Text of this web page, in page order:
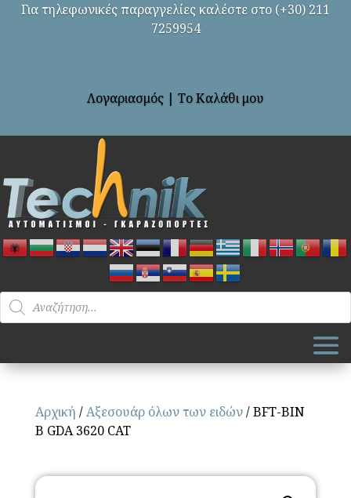
Για τηλεφωνικές παραγγελίες καλέστε στο (+30) 211
7259954
Λογαριασμός | Το Καλάθι μου
Products
search
Αρχική /Αξεσουάρ όλων των ειδών/ BFT-BIN
B GDA 3620 CAT